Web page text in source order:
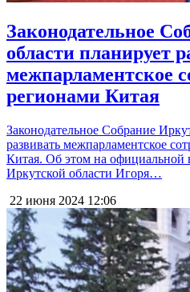
Законодательное
области планирует
межпарламентское
регионами Китая
Законодательное Собрание
развивать межпарламентское
Китая. Об этом на официальной
Иркутской области Игоря…
22 июня 2024 12:06